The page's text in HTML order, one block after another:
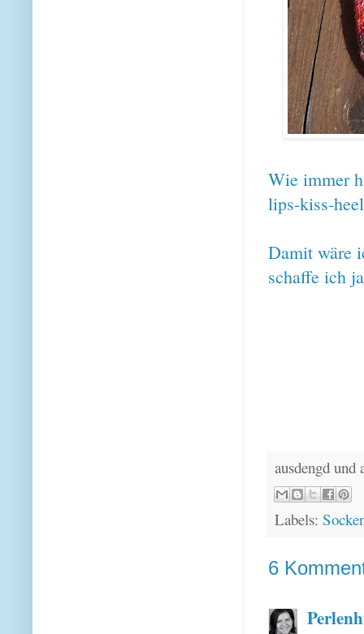
Wie immer
lips-kiss-
Damit wäre
schaffe ich
ausdengd
Labels:
6